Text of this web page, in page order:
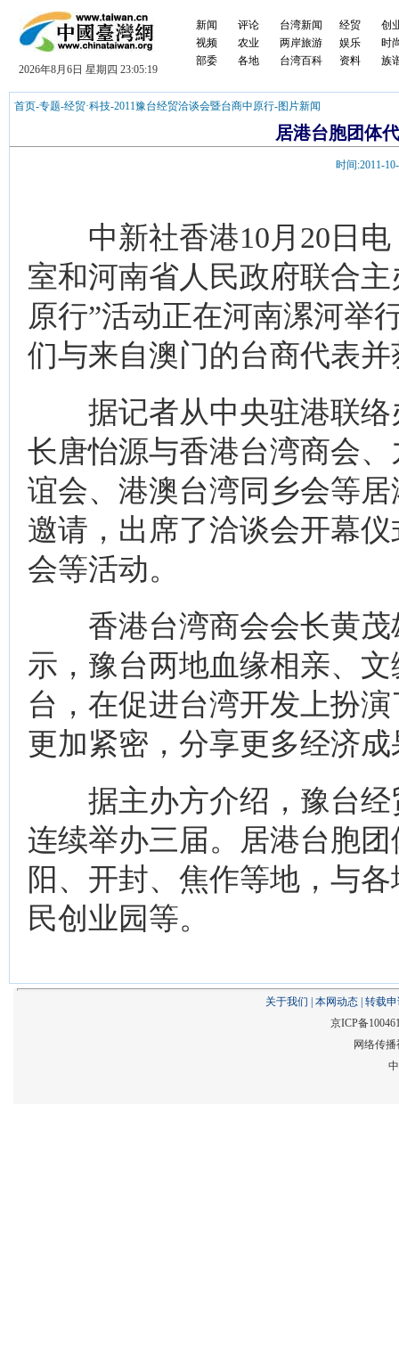
2026年8月6日 星期四 23:05:19
新闻
视频
部委
评论
农业
各地
台湾新闻
两岸旅游
台湾百科
经贸
娱乐
资料
创
时
族
首页-专题-经贸·科技-2011豫台经贸洽谈会暨台商中原行-图片新闻
居港台胞团体
时间:2011-
中新社香港10月20日电
室和河南省人民政府联合
原行”活动正在河南漯河举
们与来自澳门的台商代表
据记者从中央驻港联络
长唐怡源与香港台湾商会
谊会、港澳台湾同乡会等
邀请，出席了洽谈会开幕
会等活动。
香港台湾商会会长黄茂
示，豫台两地血缘相亲、
台，在促进台湾开发上扮
更加紧密，分享更多经济成
据主办方介绍，豫台经
连续举办三届。居港台胞
阳、开封、焦作等地，与
民创业园等。
关于我们 本网动态 转载
京ICP备
网络传